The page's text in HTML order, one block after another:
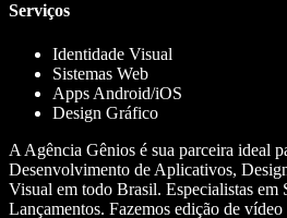
Serviços
Identidade Visual
Sistemas Web
Apps Android/iOS
Design Gráfico
A Agência Gênios é sua parceira ideal
Desenvolvimento de Aplicativos,
Visual em todo Brasil. Especialistas
Lançamentos. Fazemos edição de